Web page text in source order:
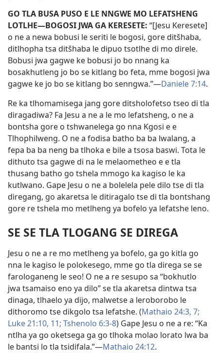
GO TLA BUSA PUSO E LE NNGWE MO LEFATSHENG
LOTLHE—BOGOSI JWA GA KERESETE: “[Jesu Keresete]
o ne a newa bobusi le seriti le bogosi, gore ditšhaba,
ditlhopha tsa ditšhaba le dipuo tsotlhe di mo direle.
Bobusi jwa gagwe ke bobusi jo bo nnang ka
bosakhutleng jo bo se kitlang bo feta, mme bogosi jwa
gagwe ke jo bo se kitlang bo senngwa.”—Daniele 7:14.
Re ka tlhomamisega jang gore ditsholofetso tseo di tla
diragadiwa? Fa Jesu a ne a le mo lefatsheng, o ne a
bontsha gore o tshwanelega go nna Kgosi e e
Tlhophilweng. O ne a fodisa batho ba ba lwalang, a
fepa ba ba neng ba tlhoka e bile a tsosa baswi. Tota le
dithuto tsa gagwe di na le melaometheo e e tla
thusang batho go tshela mmogo ka kagiso le ka
kutlwano. Gape Jesu o ne a bolelela pele dilo tse di tla
diregang, go akaretsa le ditiragalo tse di tla bontshang
gore re tshela mo metlheng ya bofelo ya lefatshe leno.
SE SE TLA TLOGANG SE DIREGA
Jesu o ne a re mo metlheng ya bofelo, ga go kitla go
nna le kagiso le polokesego, mme go tla direga se se
farologaneng le seo! O ne a re sesupo sa “bokhutlo
jwa tsamaiso eno ya dilo” se tla akaretsa dintwa tsa
dinaga, tlhaelo ya dijo, malwetse a leroborobo le
dithoromo tse dikgolo tsa lefatshe. (Mathaio 24:3, 7;
Luke 21:10, 11; Tshenolo 6:3-8) Gape Jesu o ne a re: “Ka
ntlha ya go oketsega ga go tlhoka molao lorato lwa ba
le bantsi lo tla tsidifala.”—Mathaio 24:12.